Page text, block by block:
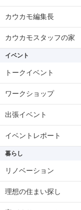
カウカモ編集長
カウカモスタッフの家
イベント
トークイベント
ワークショップ
出張イベント
イベントレポート
暮らし
リノベーション
理想の住まい探し